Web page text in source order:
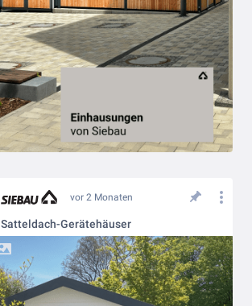
vor 2 Monaten
Satteldach-Gerätehäuser